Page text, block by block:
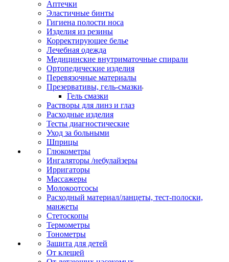
Аптечки
Эластичные бинты
Гигиена полости носа
Изделия из резины
Корректирующее белье
Лечебная одежда
Медицинские внутриматочные спирали
Ортопедические изделия
Перевязочные материалы
Презервативы, гель-смазки
Гель смазки
Растворы для линз и глаз
Расходные изделия
Тесты диагностические
Уход за больными
Шприцы
Глюкометры
Ингаляторы /небулайзеры
Ирригаторы
Массажеры
Молокоотсосы
Расходный материал/ланцеты, тест-полоски,
манжеты
Стетоскопы
Термометры
Тонометры
Защита для детей
От клещей